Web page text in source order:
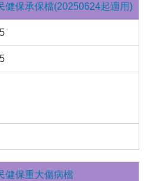
健保承保檔(20250624起適用)
健保重大傷病檔